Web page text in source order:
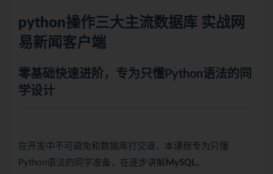
python操作三大主流数据库 实战网
易新闻客户端
零基础快速进阶，专为只懂Python语法的同
学设计
在开发中不可避免和数据库打交道，本课程专为只懂
Python语法的同学准备，在逐步讲解 MySQL、